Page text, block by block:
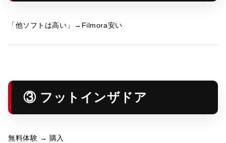
「他ソフトは高い」→Filmora安い
③ フットインザドア
無料体験 → 購入